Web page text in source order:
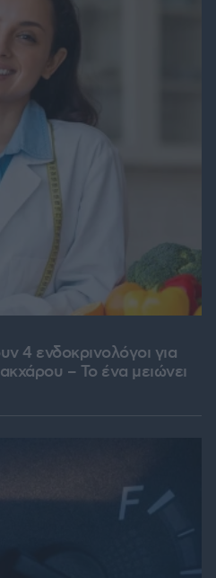
4 ενδοκρινολόγοι για
– Το ένα μειώνει